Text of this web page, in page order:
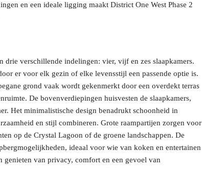
en een ideale ligging maakt District One West Phase 2
drie verschillende indelingen: vier, vijf en zes slaapkamers.
er voor elk gezin of elke levensstijl een passende optie is.
grond vaak wordt gekenmerkt door een overdekt terras
De bovenverdiepingen huisvesten de slaapkamers,
Het minimalistische design benadrukt schoonheid in
en stijl combineren. Grote raampartijen zorgen voor
op de Crystal Lagoon of de groene landschappen. De
ideaal voor wie van koken en entertainen
van privacy, comfort en een gevoel van